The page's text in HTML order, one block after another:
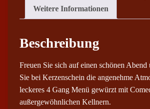
Weitere Informationen
Beschreibung
Freuen Sie sich auf einen schönen Abend
Sie bei Kerzenschein die angenehme
leckeres 4 Gang Menü gewürzt mit
außergewöhnlichen Kellnern.